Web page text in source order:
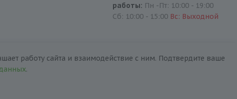
работы: Пн -Пт: 10:00 - 19:00
Сб: 10:00 - 15:00 Вс: Выходной
работу сайта и взаимодействие с ним. Подтвердите ваше
.